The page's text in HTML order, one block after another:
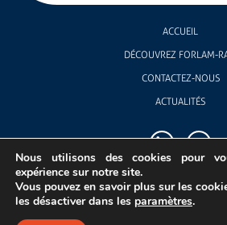
ACCUEIL
DÉCOUVREZ FORLAM-
CONTACTEZ-NOUS
ACTUALITÉS
© 2026 FORLAM RAIL
Nous utilisons des cookies pour
expérience sur notre site.
Vous pouvez en savoir plus sur les
les désactiver dans les paramètres.